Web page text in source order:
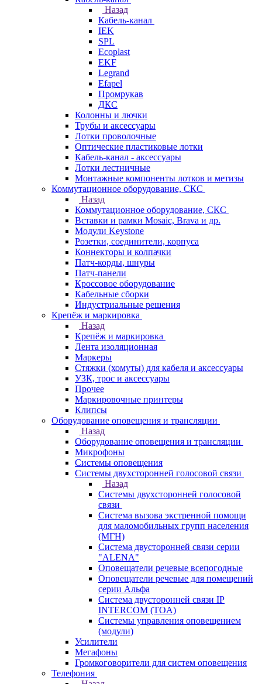
Назад
Кабель-канал
IEK
SPL
Ecoplast
EKF
Legrand
Efapel
Промрукав
ДКС
Колонны и лючки
Трубы и аксессуары
Лотки проволочные
Оптические пластиковые лотки
Кабель-канал - аксессуары
Лотки лестничные
Монтажные компоненты лотков и метизы
Коммутационное оборудование, СКС
Назад
Коммутационное оборудование, СКС
Вставки и рамки Mosaic, Brava и др.
Модули Keystone
Розетки, соединители, корпуса
Коннекторы и колпачки
Патч-корды, шнуры
Патч-панели
Кроссовое оборудование
Кабельные сборки
Индустриальные решения
Крепёж и маркировка
Назад
Крепёж и маркировка
Лента изоляционная
Маркеры
Стяжки (хомуты) для кабеля и аксессуары
УЗК, трос и аксессуары
Прочее
Маркировочные принтеры
Клипсы
Оборудование оповещения и трансляции
Назад
Оборудование оповещения и трансляции
Микрофоны
Системы оповещения
Системы двухсторонней голосовой связи
Назад
Системы двухсторонней голосовой
связи
Система вызова экстренной помощи
для маломобильных групп населения
(МГН)
Система двусторонней связи серии
"ALENA"
Оповещатели речевые всепогодные
Оповещатели речевые для помещений
серии Альфа
Система двусторонней связи IP
INTERCOM (TOA)
Системы управления оповещением
(модули)
Усилители
Мегафоны
Громкоговорители для систем оповещения
Телефония